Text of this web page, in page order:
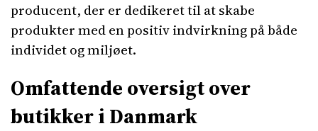
producent, der er dedikeret til at skabe
produkter med en positiv indvirkning på både
individet og miljøet.
Omfattende oversigt over
butikker i Danmark